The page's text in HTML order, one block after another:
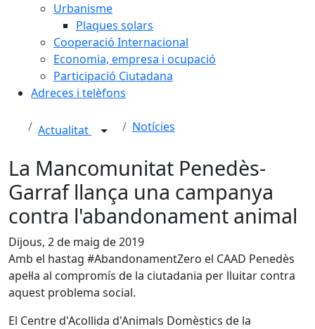
Urbanisme
Plaques solars
Cooperació Internacional
Economia, empresa i ocupació
Participació Ciutadana
Adreces i telèfons
Actualitat Notícies
La Mancomunitat Penedès-
Garraf llança una campanya
contra l'abandonament animal
Dijous, 2 de maig de 2019
Amb el hastag #AbandonamentZero el CAAD Penedès
apel·la al compromís de la ciutadania per lluitar contra
aquest problema social.
El Centre d'Acollida d'Animals Domèstics de la